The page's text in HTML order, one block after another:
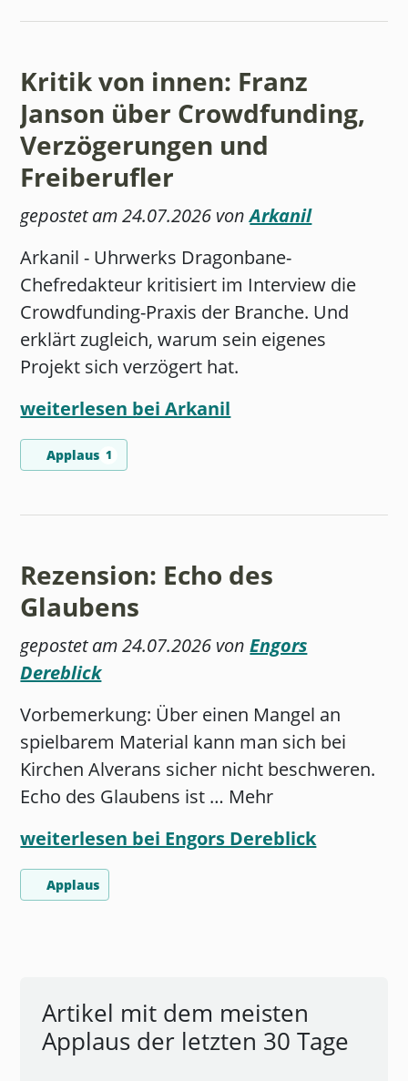
Kritik von innen: Franz
Janson über Crowdfunding,
Verzögerungen und
Freiberufler
gepostet am 24.07.2026 vonArkanil
Arkanil - Uhrwerks Dragonbane-
Chefredakteur kritisiert im Interview die
Crowdfunding-Praxis der Branche. Und
erklärt zugleich, warum sein eigenes
Projekt sich verzögert hat.
weiterlesen bei Arkanil
Applaus 1
Rezension: Echo des
Glaubens
gepostet am 24.07.2026 vonEngors
Dereblick
Vorbemerkung: Über einen Mangel an
spielbarem Material kann man sich bei
Kirchen Alverans sicher nicht beschweren.
Echo des Glaubens ist … Mehr
weiterlesen bei Engors Dereblick
Applaus
Artikel mit dem meisten
Applaus der letzten 30 Tage